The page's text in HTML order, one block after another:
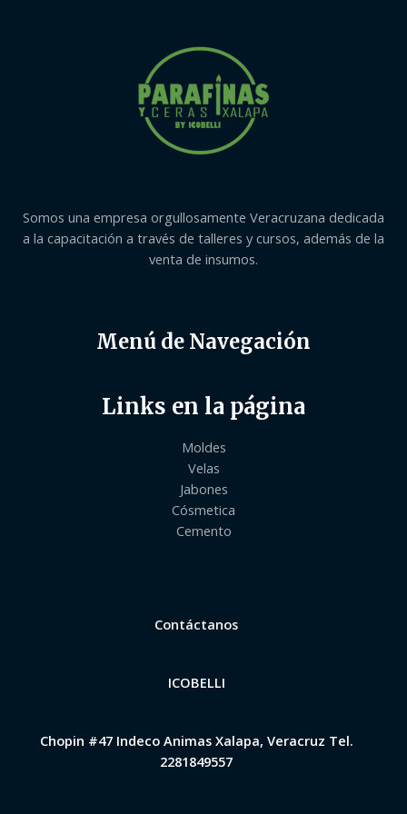
Somos una empresa orgullosamente Veracruzana dedicada
a la capacitación a través de talleres y cursos, además de la
venta de insumos.
Menú de Navegación
Links en la página
Moldes
Velas
Jabones
Cósmetica
Cemento
Contáctanos
ICOBELLI
Chopin #47 Indeco Animas Xalapa, Veracruz Tel.
2281849557